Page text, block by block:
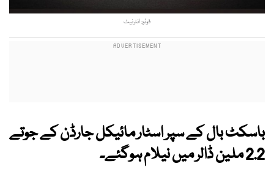
فوٹو: انٹرنیٹ
باسکٹ بال کے سپر اسٹار مائیکل جارڈن کے جوتے
2.2 ملین ڈالر میں نیلام ہوگئے۔